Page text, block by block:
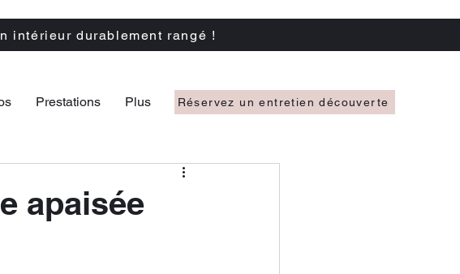
intérieur durablement rangé !
Prestations Plus Réservez un entretien découverte
apaisée